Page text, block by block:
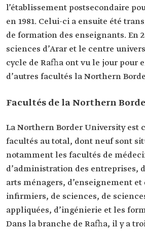
l’établissement postsecondaire
en 1981. Celui-ci a ensuite été
de formation des enseignants. En
sciences d’Arar et le centre
cycle de Rafha ont vu le jour pour
d’autres facultés la Northern
Facultés de la Northern
La Northern Border University est
facultés au total, dont neuf sont
notamment les facultés de
d’administration des entreprises,
arts ménagers, d’enseignement et
infirmiers, de sciences, de
appliquées, d’ingénierie et les
Dans la branche de Rafha, il y a